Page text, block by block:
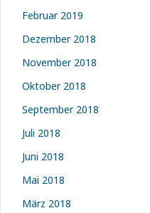
Februar 2019
Dezember 2018
November 2018
Oktober 2018
September 2018
Juli 2018
Juni 2018
Mai 2018
März 2018